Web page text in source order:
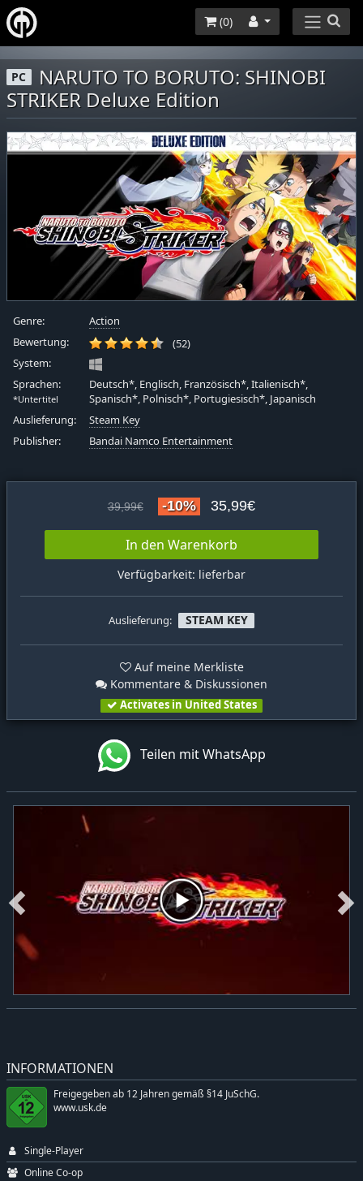
(0)
PC
NARUTO TO BORUTO: SHINOBI
STRIKER Deluxe Edition
Genre:
Action
Bewertung:
(52)
System:
Sprachen:
*Untertitel
Deutsch*, Englisch, Französisch*, Italienisch*,
Spanisch*, Polnisch*, Portugiesisch*, Japanisch
Auslieferung:
Steam Key
Publisher:
Bandai Namco Entertainment
39,99€ -10% 35,99€
In den Warenkorb
Verfügbarkeit: lieferbar
Auslieferung: STEAM KEY
Auf meine Merkliste
Kommentare & Diskussionen
Activates in United States
Teilen mit WhatsApp
INFORMATIONEN
Freigegeben ab 12 Jahren gemäß §14 JuSchG.
www.usk.de
Single-Player
Online Co-op